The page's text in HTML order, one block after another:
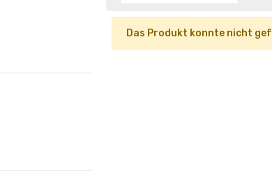
Das Produkt konnte nicht